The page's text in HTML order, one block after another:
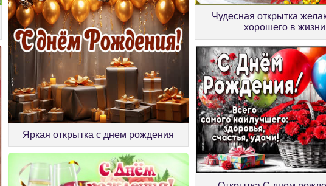
Чудесная открытка
хорошего в жизни
Яркая открытка с днем рождения